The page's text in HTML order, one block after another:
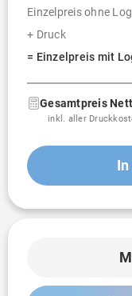
Einzelpreis ohne
+ Druck
= Einzelpreis mit
Gesamtpreis
inkl. aller